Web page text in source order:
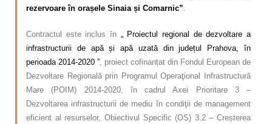
rezervoare în orașele Sinaia și Comarnic”.
Contractul este inclus în „ Proiectul regional de dezvoltare a
infrastructurii de apă și apă uzată din județul Prahova, în
perioada 2014-2020 ”, proiect cofinanțat din Fondul European de
Dezvoltare Regională prin Programul Operaţional Infrastructură
Mare (POIM) 2014-2020, în cadrul Axei Prioritare 3 –
Dezvoltarea infrastructurii de mediu în condiţii de management
eficient al resurselor, Obiectivul Specific (OS) 3.2 – Creșterea